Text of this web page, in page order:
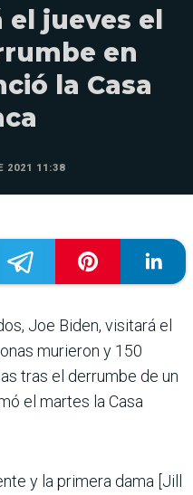
el jueves el
en
la Casa
2021 11:38
Joe Biden, visitará el
murieron y 150
tras el derrumbe de un
el martes la Casa
y la primera dama [Jill